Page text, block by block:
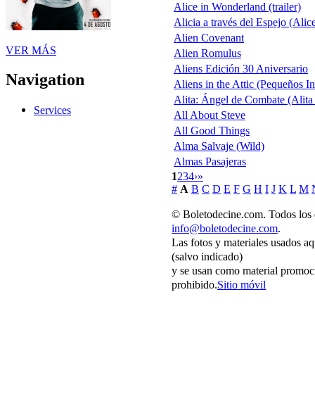
VER MÁS
Navigation
Services
Alice in Wonderland (trailer)
Alicia a través del Espejo
Alien Covenant
Alien Romulus
Aliens Edición 30 Aniversario
Aliens in the Attic (Pequeños
Alita: Ángel de Combate
All About Steve
All Good Things
Alma Salvaje (Wild)
Almas Pasajeras
1234›»
# A B C D E F G H I J K L M
© Boletodecine.com. Todos los
info@boletodecine.com.
Las fotos y materiales usados
(salvo indicado)
y se usan como material
prohibido.Sitio móvil